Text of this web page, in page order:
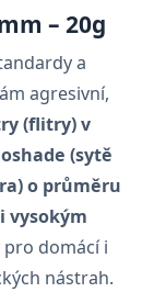
– 20g
a
agresivní,
(flitry) v
(sytě
o průměru
vysokým
pro domácí i
nástrah.